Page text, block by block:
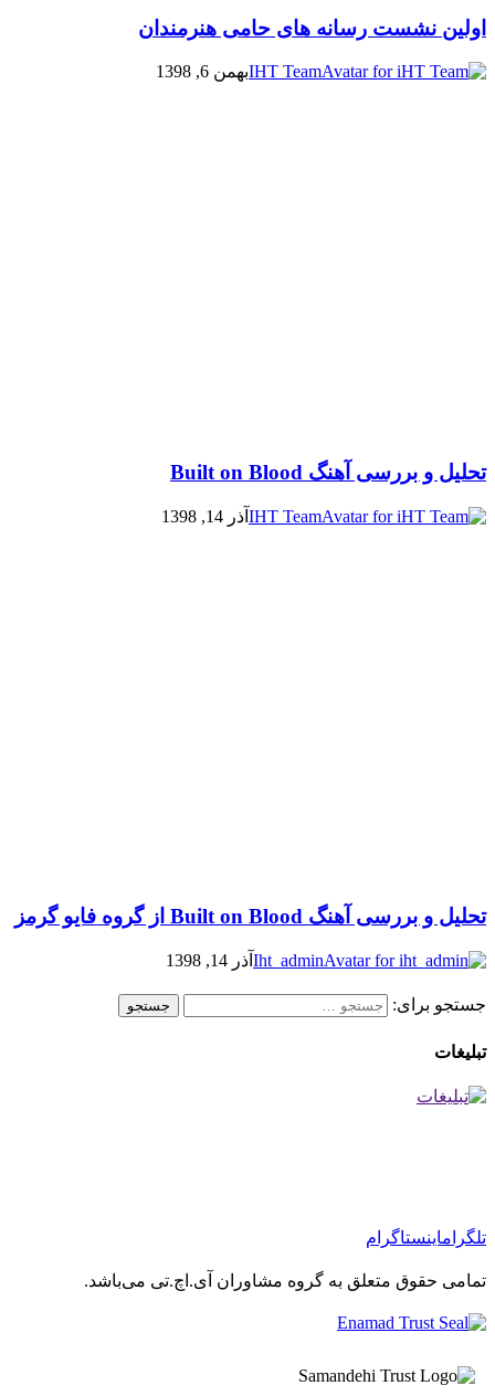
اولین نشست رسانه های حامی هنرمندان
IHT Teamبهمن 6, 1398
تحلیل و بررسی آهنگ Built on Blood
IHT Team آذر 14, 1398
تحلیل و بررسی آهنگ Built on Blood از گروه فایو گرمز
Iht_admin آذر 14, 1398
جستجو برای:
تبلیغات
تلگراماینستاگرام
تمامی حقوق متعلق به گروه مشاوران آی.اچ.تی می‌باشد.